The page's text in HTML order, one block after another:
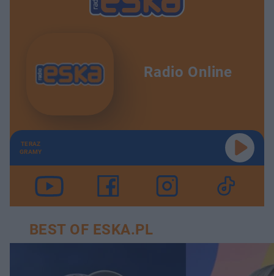
Radio Online
TERAZ
GRAMY
BEST OF ESKA.PL